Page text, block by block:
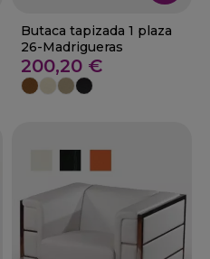
Butaca tapizada 1 plaza
26-Madrigueras
200,20 €